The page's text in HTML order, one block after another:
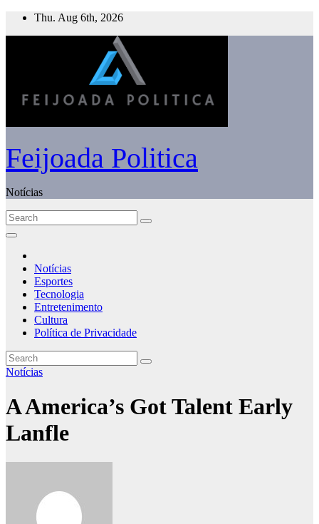
Skip
Thu. Aug 6th, 2026
Feijoada Politica
Notícias
Notícias
Esportes
Tecnologia
Entretenimento
Cultura
Política de Privacidade
Notícias
A America’s Got Talent Early
Lanfle